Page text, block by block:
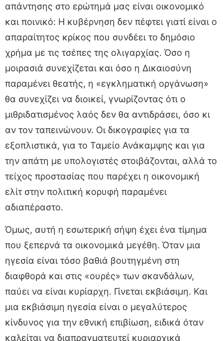
απάντησης στο ερώτημά μας είναι οικονομικό
και ποινικό: Η κυβέρνηση δεν πέφτει γιατί είναι ο
απαραίτητος κρίκος που συνδέει το δημόσιο
χρήμα με τις τσέπες της ολιγαρχίας. Όσο η
μοιρασιά συνεχίζεται και όσο η Δικαιοσύνη
παραμένει θεατής, η «εγκληματική οργάνωση»
θα συνεχίζει να διοικεί, γνωρίζοντας ότι ο
μιθριδατισμένος λαός δεν θα αντιδράσει, όσο κι
αν τον ταπεινώνουν. Οι δικογραφίες για τα
εξοπλιστικά, για το Ταμείο Ανάκαμψης και για
την απάτη με υπολογιστές στοιβάζονται, αλλά το
τείχος προστασίας που παρέχει η οικονομική
ελίτ στην πολιτική κορυφή παραμένει
αδιαπέραστο.
Όμως, αυτή η εσωτερική σήψη έχει ένα τίμημα
που ξεπερνά τα οικονομικά μεγέθη. Όταν μια
ηγεσία είναι τόσο βαθιά βουτηγμένη στη
διαφθορά και στις «ουρές» των σκανδάλων,
παύει να είναι κυρίαρχη. Γίνεται εκβιάσιμη. Και
μια εκβιάσιμη ηγεσία είναι ο μεγαλύτερος
κίνδυνος για την εθνική επιβίωση, ειδικά όταν
καλείται να διαπραγματευτεί κυριαρχικά